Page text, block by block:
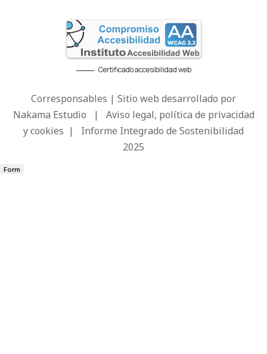
Certificado accesibilidad web
Corresponsables | Sitio web desarrollado por
Nakama Estudio | Aviso legal, política de privacidad
y cookies | Informe Integrado de Sostenibilidad
2025
Form